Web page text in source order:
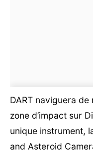
DART naviguera de
zone d’impact sur
unique instrument,
and Asteroid